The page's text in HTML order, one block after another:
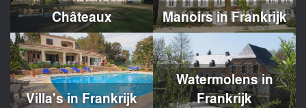
Châteaux Manoirs in Frankrijk
Villa's in Frankrijk
Watermolens in
Frankrijk